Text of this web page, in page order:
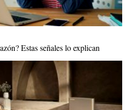
Estas señales lo explican